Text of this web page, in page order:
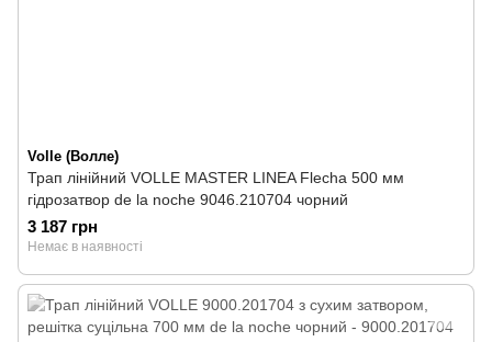
Volle (Волле)
Трап лінійний VOLLE MASTER LINEA Flecha 500 мм
гідрозатвор de la noche 9046.210704 чорний
3 187 грн
Немає в наявності